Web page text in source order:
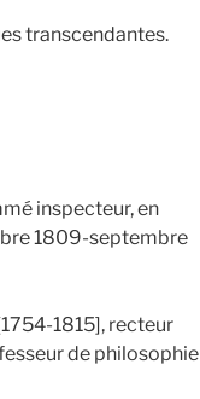
transcendantes.
inspecteur, en
1809-septembre
1815], recteur
de philosophie